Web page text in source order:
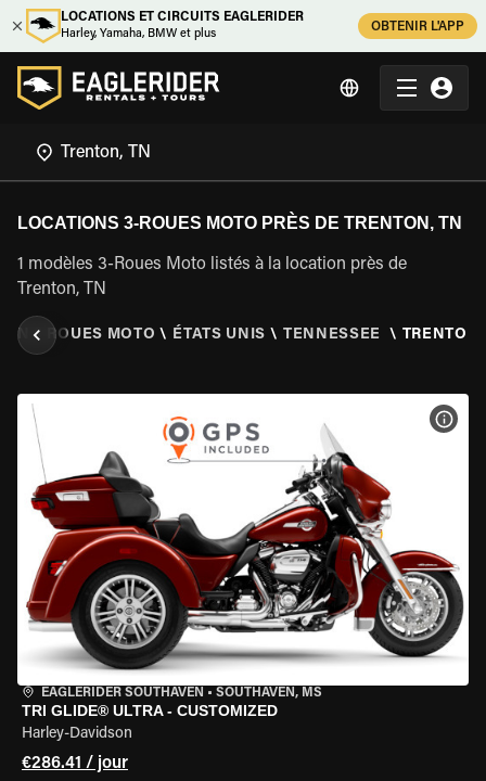
LOCATIONS ET CIRCUITS EAGLERIDER
Harley, Yamaha, BMW et plus
OBTENIR L'APP
LOCATIONS 3-ROUES MOTO PRÈS DE TRENTON, TN
1 modèles 3-Roues Moto listés à la location près de
Trenton, TN
3 ROUES MOTO \ ÉTATS UNIS \ TENNESSEE \
EAGLERIDER SOUTHAVEN • SOUTHAVEN, MS
TRI GLIDE® ULTRA - CUSTOMIZED
Harley-Davidson
€286.41 / jour